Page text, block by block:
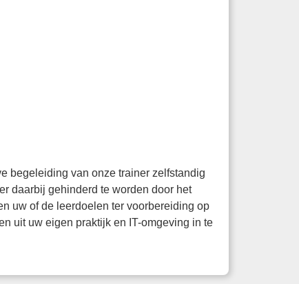
begeleiding van onze trainer zelfstandig
daarbij gehinderd te worden door het
uw of de leerdoelen ter voorbereiding op
uit uw eigen praktijk en IT-omgeving in te